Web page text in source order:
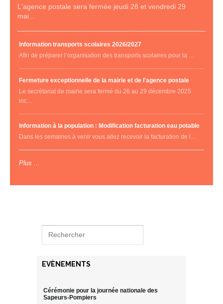
L'agence postale sera fermée jeudi 28 et vendredi 29
mai...
Information transports scolaires 2026/2027
Afin de préparer l’organisation des transports scolaires pour la …
Fermeture exceptionnelle de la mairie et de l'agence postale
Le secrétariat de mairie sera fermé du 26 au 29 décembre 2025
inc…
Information à la population : Modification facturation eau potable
Dans les semaines à venir vous allez recevoir la facturation de l…
Plus ...
EVÈNEMENTS
Cérémonie pour la journée nationale des
Sapeurs-Pompiers